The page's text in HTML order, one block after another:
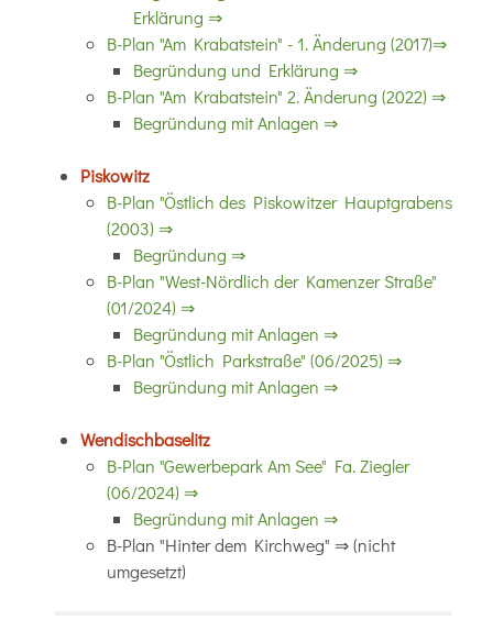
Erklärung ⇒
B-Plan "Am Krabatstein" - 1. Änderung (2017)⇒
Begründung und Erklärung ⇒
B-Plan "Am Krabatstein" 2. Änderung (2022) ⇒
Begründung mit Anlagen ⇒
Piskowitz
B-Plan "Östlich des Piskowitzer Hauptgrabens
(2003) ⇒
Begründung ⇒
B-Plan "West-Nördlich der Kamenzer Straße"
(01/2024) ⇒
Begründung mit Anlagen ⇒
B-Plan "Östlich Parkstraße" (06/2025) ⇒
Begründung mit Anlagen ⇒
Wendischbaselitz
B-Plan "Gewerbepark Am See" Fa. Ziegler
(06/2024) ⇒
Begründung mit Anlagen ⇒
B-Plan "Hinter dem Kirchweg" ⇒ (nicht
umgesetzt)